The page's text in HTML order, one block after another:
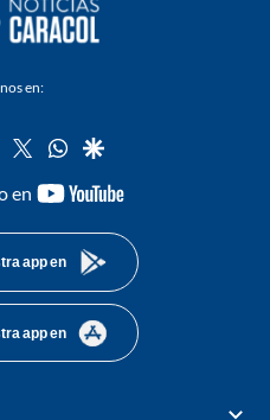
en:
instagram
twitterwhatsapp
google
en
youtube-
app en
app en